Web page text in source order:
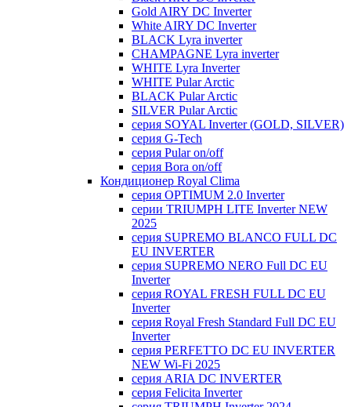
Gold AIRY DC Inverter
White AIRY DC Inverter
BLACK Lyra inverter
CHAMPAGNE Lyra inverter
WHITE Lyra Inverter
WHITE Pular Arctic
BLACK Pular Arctic
SILVER Pular Arctic
серия SOYAL Inverter (GOLD, SILVER)
серия G-Tech
серия Pular on/off
серия Bora on/off
Кондиционер Royal Clima
серия OPTIMUM 2.0 Inverter
серии TRIUMPH LITE Inverter NEW
2025
серия SUPREMO BLANCO FULL DC
EU INVERTER
серия SUPREMO NERO Full DC EU
Inverter
серия ROYAL FRESH FULL DC EU
Inverter
серия Royal Fresh Standard Full DC EU
Inverter
серия PERFETTO DC EU INVERTER
NEW Wi-Fi 2025
серия ARIA DC INVERTER
серия Felicita Inverter